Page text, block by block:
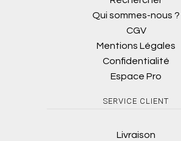
Qui sommes-nous ?
CGV
Mentions Légales
Confidentialité
Espace Pro
SERVICE CLIENT
Livraison